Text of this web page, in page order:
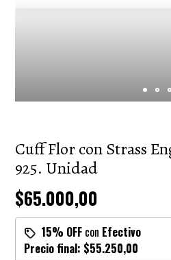
Cuff Flor con Strass
925. Unidad
$65.000,00
15% OFF con Efectivo
Precio final: $55.250,00